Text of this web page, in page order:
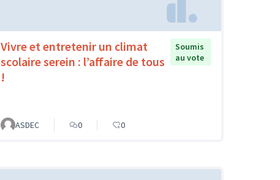
Vivre et entretenir un climat
scolaire serein : l’affaire de tous
!
Soumis
au vote
ASDEC 0 0